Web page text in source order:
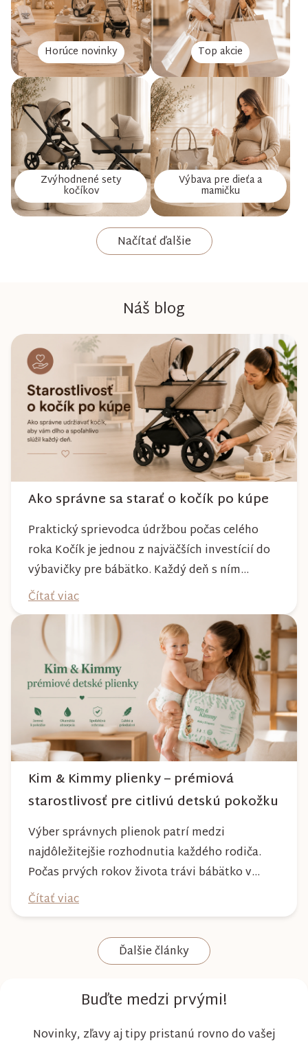
Horúce novinky Top akcie
Zvýhodnené sety
kočíkov
Výbava pre dieťa a
mamičku
Načítať ďalšie
Náš blog
Ako správne sa starať o kočík po kúpe
Praktický sprievodca údržbou počas celého
roka Kočík je jednou z najväčších investícií do
výbavičky pre bábätko. Každý deň s ním
absolvujete prechádzky po meste, v parkoch,
na lesných chodníkoch aj počas nepriaznivého
počasia. Pravidelnou starostlivosťou si však
môžete byť istí, že vám bude spoľahlivo slúžiť
dlhé roky a zachová si svoj krásny vzhľ...
Čítať viac
Kim & Kimmy plienky – prémiová
starostlivosť pre citlivú detskú pokožku
Výber správnych plienok patrí medzi
najdôležitejšie rozhodnutia každého rodiča.
Počas prvých rokov života trávi bábätko v
plienke väčšinu dňa, preto by mala poskytovať
nielen spoľahlivú ochranu, ale aj maximálny
komfort a šetrnosť k citlivej pokožke. Plienky
Kim & Kimmy boli vyvinuté s dôrazom na
Čítať viac
Ďalšie články
Buďte medzi prvými!
Novinky, zľavy aj tipy pristanú rovno do vašej